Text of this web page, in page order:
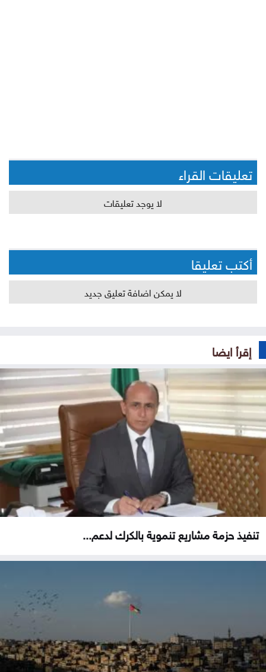
تعليقات القراء
لا يوجد تعليقات
أكتب تعليقا
لا يمكن اضافة تعليق جديد
إقرأ ايضا
تنفيذ حزمة مشاريع تنموية بالكرك لدعم...